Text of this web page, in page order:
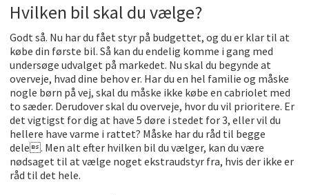
Hvilken bil skal du vælge?
Godt så. Nu har du fået styr på budgettet, og du er klar til at
købe din første bil. Så kan du endelig komme i gang med
undersøge udvalget på markedet. Nu skal du begynde at
overveje, hvad dine behov er. Har du en hel familie og måske
nogle børn på vej, skal du måske ikke købe en cabriolet med
to sæder. Derudover skal du overveje, hvor du vil prioritere. Er
det vigtigst for dig at have 5 døre i stedet for 3, eller vil du
hellere have varme i rattet? Måske har du råd til begge
dele. Men alt efter hvilken bil du vælger, kan du være
nødsaget til at vælge noget ekstraudstyr fra, hvis der ikke er
råd til det hele.